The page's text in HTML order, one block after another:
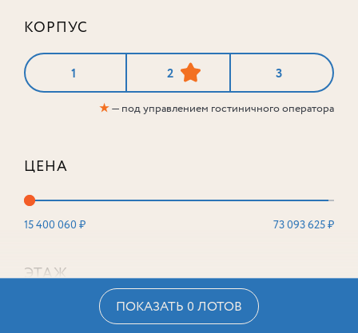
КОРПУС
1 2 3
★— под управлением гостиничного оператора
ЦЕНА
15 400 060 ₽ 73 093 625 ₽
ЭТАЖ
ПОКАЗАТЬ 0 ЛОТОВ